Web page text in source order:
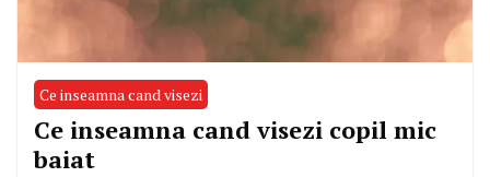
Ce inseamna cand visezi
Ce inseamna cand visezi copil mic
baiat